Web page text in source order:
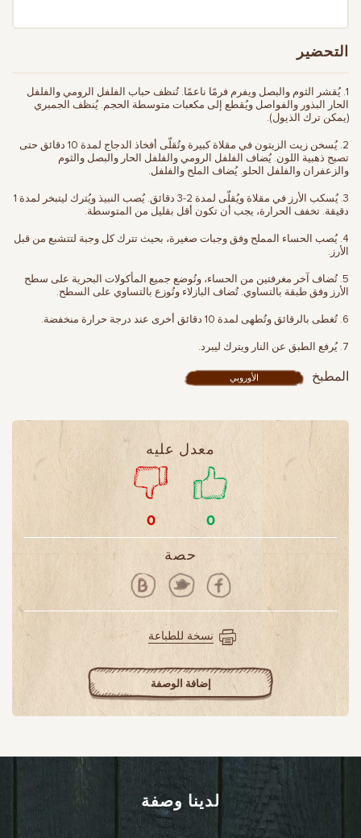
التحضير
1. يُقشر الثوم والبصل ويفرم فرمًا ناعمًا. تُنظف حباب الفلفل الرومي والفلفل
الحار البذور والفواصل ويُقطع إلى مكعبات متوسطة الحجم. يُنظف الجمبري
(يمكن ترك الذيول).
2. يُسخن زيت الزيتون في مقلاة كبيرة وتُقلّى أفخاذ الدجاج لمدة 10 دقائق حتى
تصبح ذهبية اللون. يُضاف الفلفل الرومي والفلفل الحار والبصل والثوم
والزعفران والفلفل الحلو. يُضاف الملح والفلفل.
3. يُسكب الأرز في مقلاة ويُقلّى لمدة 2-3 دقائق. يُصب النبيذ ويُترك ليتبخر لمدة 1
دقيقة. تخفف الحرارة، يجب أن تكون أقل بقليل من المتوسطة.
4. يُصب الحساء المملح وفق وجبات صغيرة، بحيث تترك كل وجبة لتتشبع من قبل
الأرز.
5. تُضاف آخر مغرفتين من الحساء، وتُوضع جميع المأكولات البحرية على سطح
الأرز وفق طبقة بالتساوي. تُضاف البازلاء وتُوزع بالتساوي على السطح.
6. تُغطى بالرقائق وتُطهى لمدة 10 دقائق أخرى عند درجة حرارة منخفضة.
7. يُرفع الطبق عن النار ويترك ليبرد.
المطبخ الأوروبي
معدل عليه
0
0
حصة
نسخة للطباعة
إضافة الوصفة
لدينا وصفة